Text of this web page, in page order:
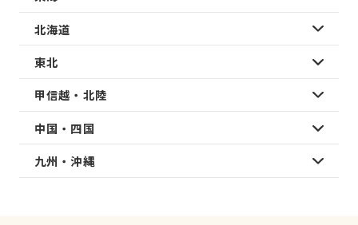
北海道
東北
甲信越・北陸
中国・四国
九州・沖縄